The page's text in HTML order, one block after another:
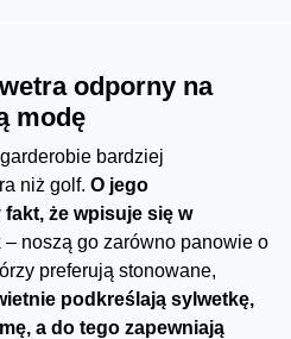
odporny na
modę
bardziej
niż golf. O jego
że wpisuje się w
– noszą go zarówno panowie o
preferują stonowane,
podkreślają sylwetkę,
a do tego zapewniają